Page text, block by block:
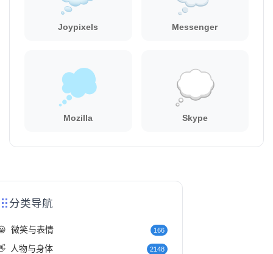
Joypixels Messenger
Mozilla Skype
分类导航
微笑与表情 166
人物与身体 2148